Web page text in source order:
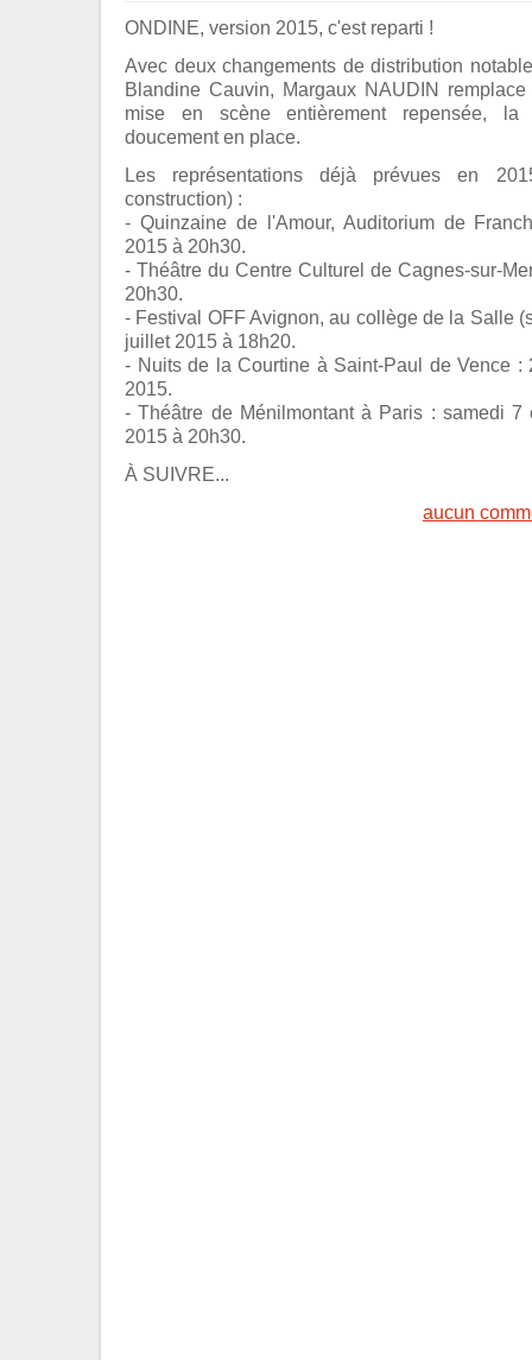
ONDINE, version 2015, c'est reparti !
Avec deux changements de distribution
Blandine Cauvin, Margaux NAUDIN
mise en scène entièrement repensée, la
doucement en place.
Les représentations déjà prévues en
construction) :
- Quinzaine de l'Amour, Auditorium de
2015 à 20h30.
- Théâtre du Centre Culturel de Cagnes-sur-
20h30.
- Festival OFF Avignon, au collège de la Salle
juillet 2015 à 18h20.
- Nuits de la Courtine à Saint-Paul de Vence :
2015.
- Théâtre de Ménilmontant à Paris : samedi 7
2015 à 20h30.
À SUIVRE...
aucun